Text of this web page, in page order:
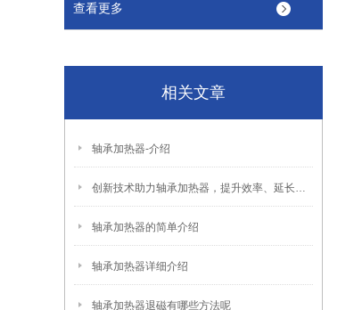
查看更多
相关文章
轴承加热器-介绍
创新技术助力轴承加热器，提升效率、延长寿命
轴承加热器的简单介绍
轴承加热器详细介绍
轴承加热器退磁有哪些方法呢